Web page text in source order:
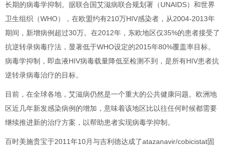
长期的病毒学抑制。据联合国艾滋病联合规划署（UNAIDS）和世界
卫生组织（WHO），在欧盟约有210万HIV感染者，从2004-2013年
期间，新增病例超过30万。在2012年，东欧地区仅35%的患者接受了
抗逆转录病毒疗法，显著低于WHO设定的2015年80%覆盖率目标。
病毒学抑制，即血液HIV病毒载量降低至检测不到，是所有HIV患者抗
逆转录病毒治疗的目标。
目前，在全球各地，艾滋病仍然是一个重大的公共健康问题。欧洲地
区近几年新发感染病例的增加，意味着该地区比以往任何时候都需要
继续推进新的治疗方案，以帮助患者实现病毒学抑制。
百时美施贵宝于2011年10月与吉利德达成了atazanavir/cobicistat固